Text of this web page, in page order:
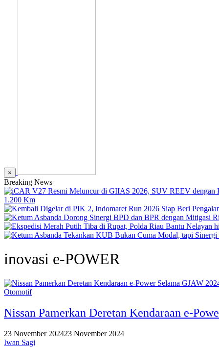
×
Breaking News
1.200 Km
inovasi e-POWER
Otomotif
Nissan Pamerkan Deretan Kendaraan e-
23 November 202423 November 2024
Iwan Sagi